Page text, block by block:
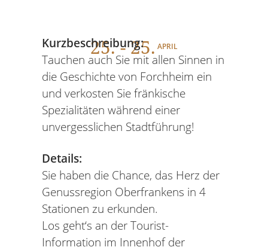
25. - 25. APRIL
Kurzbeschreibung:
Tauchen auch Sie mit allen Sinnen in
die Geschichte von Forchheim ein
und verkosten Sie fränkische
Spezialitäten während einer
unvergesslichen Stadtführung!
Details:
Sie haben die Chance, das Herz der
Genussregion Oberfrankens in 4
Stationen zu erkunden.
Los geht‘s an der Tourist-
Information im Innenhof der